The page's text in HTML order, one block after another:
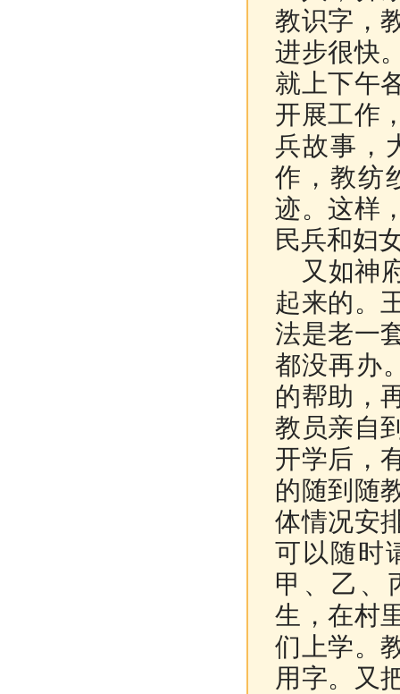
教识字，
进步很快
就上下午
开展工作
兵故事，
作，教纺
迹。这样
民兵和妇
又如神
起来的。
法是老一
都没再办
的帮助，
教员亲自
开学后，
的随到随
体情况安
可以随时
甲、乙、
生，在村
们上学。
用字。又